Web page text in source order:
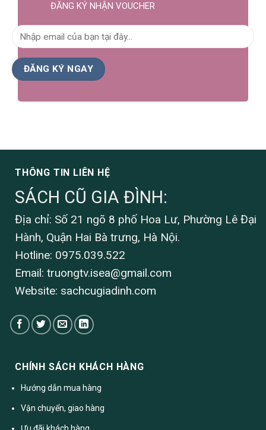
ĐĂNG KÝ NHẬN VOUCHER
THÔNG TIN LIÊN HỆ
SÁCH CŨ GIA ĐÌNH:
Địa chỉ: Số 21 ngõ 8 phố Hoa Lư, Phường Lê Đại
Hành, Quận Hai Bà trưng, Hà Nội.
Hotline: 0975.039.522
Email: truongtv.isea@gmail.com
Website: sachcugiadinh.com
CHÍNH SÁCH KHÁCH HÀNG
Hướng dẫn mua hàng
Vận chuyển, giao hàng